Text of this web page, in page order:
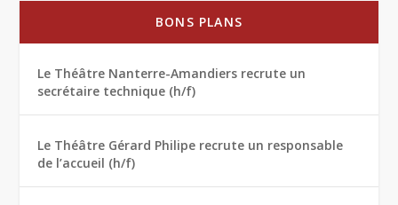
BONS PLANS
Le Théâtre Nanterre-Amandiers recrute un
secrétaire technique (h/f)
Le Théâtre Gérard Philipe recrute un responsable
de l’accueil (h/f)